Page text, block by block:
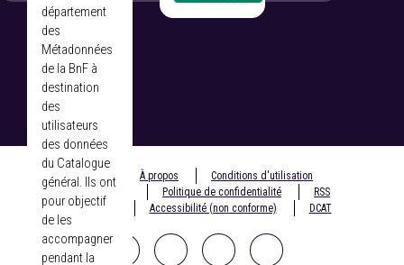
département
des
Métadonnées
de la BnF à
destination
des
utilisateurs
des données
du Catalogue
général. Ils ont
pour objectif
de les
accompagner
pendant la
© 2020 BnF À propos
Conditions d'utilisation
Politique de confidentialité
RSS
Écrire à la BnF
Accessibilité (non conforme) DCAT